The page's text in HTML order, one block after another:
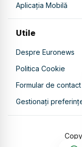
Aplicația Mobilă
Utile
Despre Euronews
Politica Cookie
Formular de contact
Gestionați